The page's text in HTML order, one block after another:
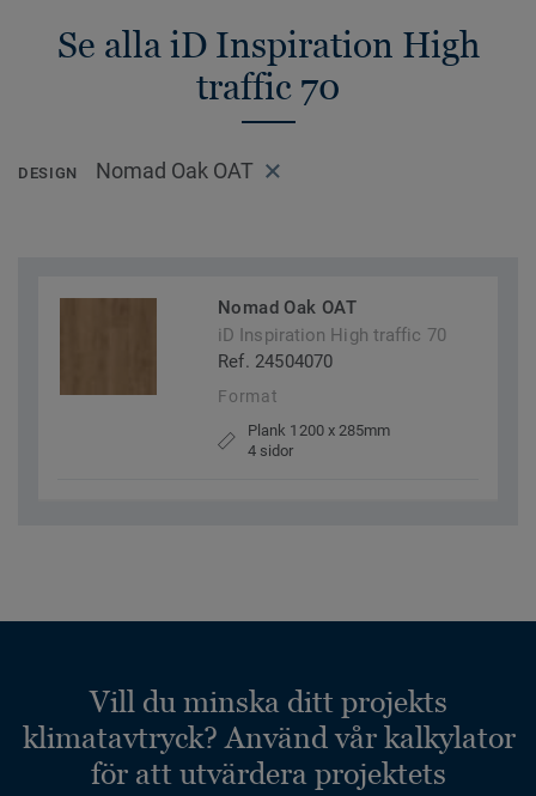
Se alla iD Inspiration High
traffic 70
DESIGN Nomad Oak OAT
Nomad Oak OAT
iD Inspiration High traffic 70
Ref. 24504070
Format
Plank 1200 x 285mm
4 sidor
Vill du minska ditt projekts
klimatavtryck? Använd vår kalkylator
för att utvärdera projektets